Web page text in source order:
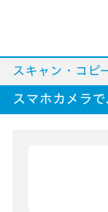
スキャン・コピ
スマホカメラ